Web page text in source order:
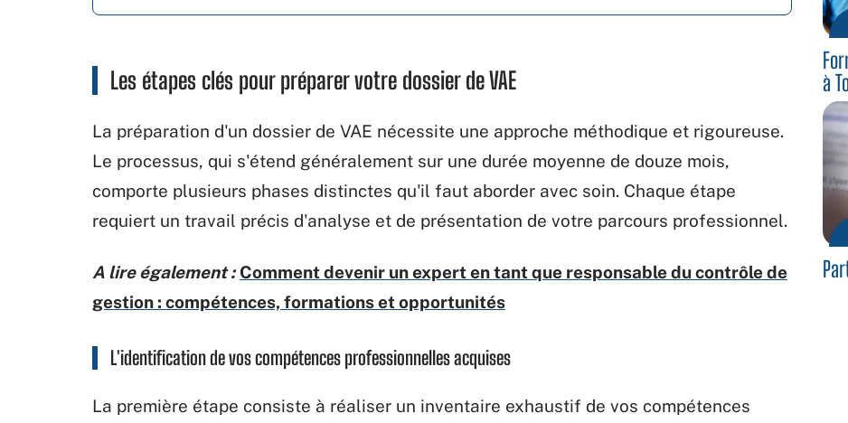
Les étapes clés pour préparer votre dossier de VAE
La préparation d'un dossier de VAE nécessite une approche méthodique et rigoureuse.
Le processus, qui s'étend généralement sur une durée moyenne de douze mois,
comporte plusieurs phases distinctes qu'il faut aborder avec soin. Chaque étape
requiert un travail précis d'analyse et de présentation de votre parcours professionnel.
A lire également : Comment devenir un expert en tant que responsable du contrôle de
gestion : compétences, formations et opportunités
L'identification de vos compétences professionnelles acquises
La première étape consiste à réaliser un inventaire exhaustif de vos compétences
à